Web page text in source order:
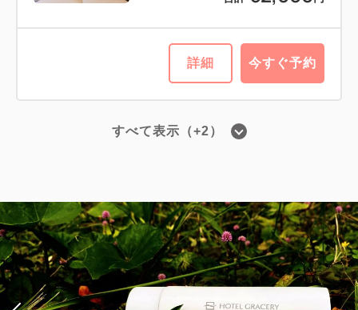
詳細 今すぐ予約
税・サービス料込
禁煙 19.00m 2 1~4名
シングルサイズ / 幅90-130cm×2
Wi-Fiあり（無料）
すべて表示（+2）